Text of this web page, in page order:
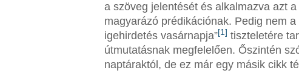
a szöveg jelentését és alkalmazva azt
magyarázó prédikációnak. Pedig nem
igehirdetés vasárnapja”[1] tiszteletére
útmutatásnak megfelelően. Őszintén
naptáraktól, de ez már egy másik cikk